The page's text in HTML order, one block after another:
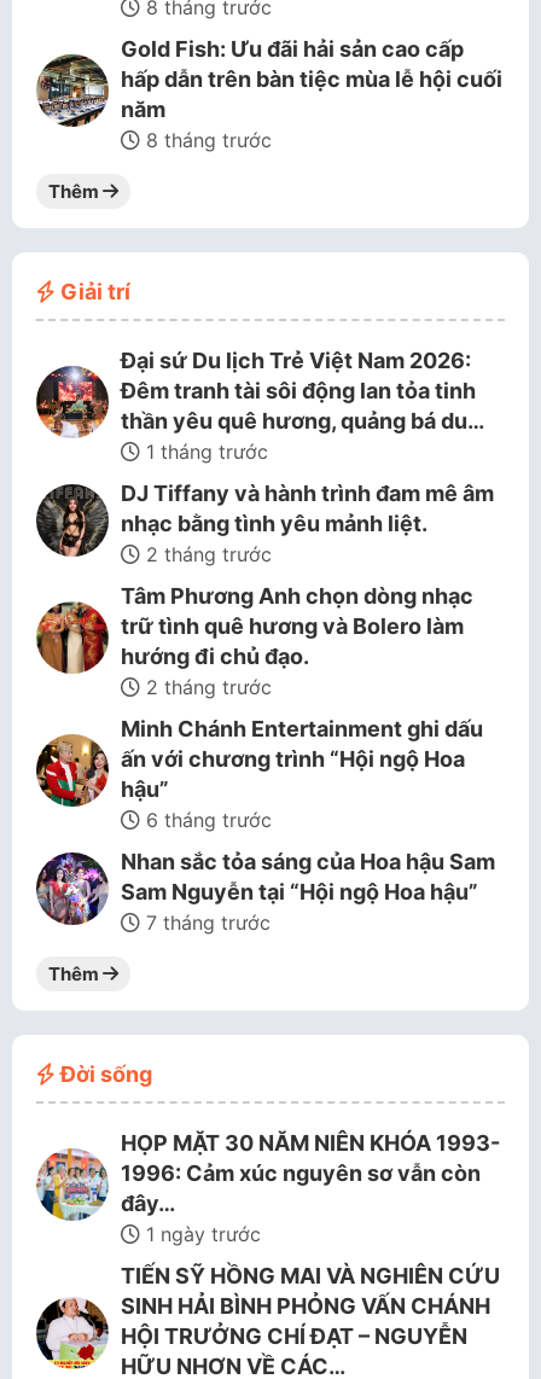
8 tháng trước
Gold Fish: Ưu đãi hải sản cao cấp
hấp dẫn trên bàn tiệc mùa lễ hội cuối
năm
8 tháng trước
Thêm
Giải trí
Đại sứ Du lịch Trẻ Việt Nam 2026:
Đêm tranh tài sôi động lan tỏa tinh
thần yêu quê hương, quảng bá du…
1 tháng trước
DJ Tiffany và hành trình đam mê âm
nhạc bằng tình yêu mảnh liệt.
2 tháng trước
Tâm Phương Anh chọn dòng nhạc
trữ tình quê hương và Bolero làm
hướng đi chủ đạo.
2 tháng trước
Minh Chánh Entertainment ghi dấu
ấn với chương trình “Hội ngộ Hoa
hậu”
6 tháng trước
Nhan sắc tỏa sáng của Hoa hậu Sam
Sam Nguyễn tại “Hội ngộ Hoa hậu”
7 tháng trước
Thêm
Đời sống
HỌP MẶT 30 NĂM NIÊN KHÓA 1993-
1996: Cảm xúc nguyên sơ vẫn còn
đây…
1 ngày trước
TIẾN SỸ HỒNG MAI VÀ NGHIÊN CỨU
SINH HẢI BÌNH PHỎNG VẤN CHÁNH
HỘI TRƯỞNG CHÍ ĐẠT – NGUYỄN
HỮU NHƠN VỀ CÁC…